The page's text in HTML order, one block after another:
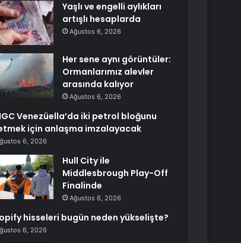
Yaşlı ve engelli aylıkları
artışlı hesaplarda
Ağustos 6, 2026
Her sene aynı görüntüler:
Ormanlarımız alevler
arasında kalıyor
Ağustos 6, 2026
Venezüella’da iki petrol bloğunu
için anlaşma imzalayacak
6, 2026
Hull City ile
Middlesbrough Play-Off
Finalinde
Ağustos 6, 2026
hisseleri bugün neden yükselişte?
6, 2026